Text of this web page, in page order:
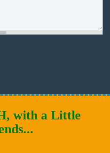
with a Little